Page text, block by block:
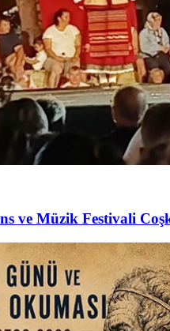
ve Müzik Festivali